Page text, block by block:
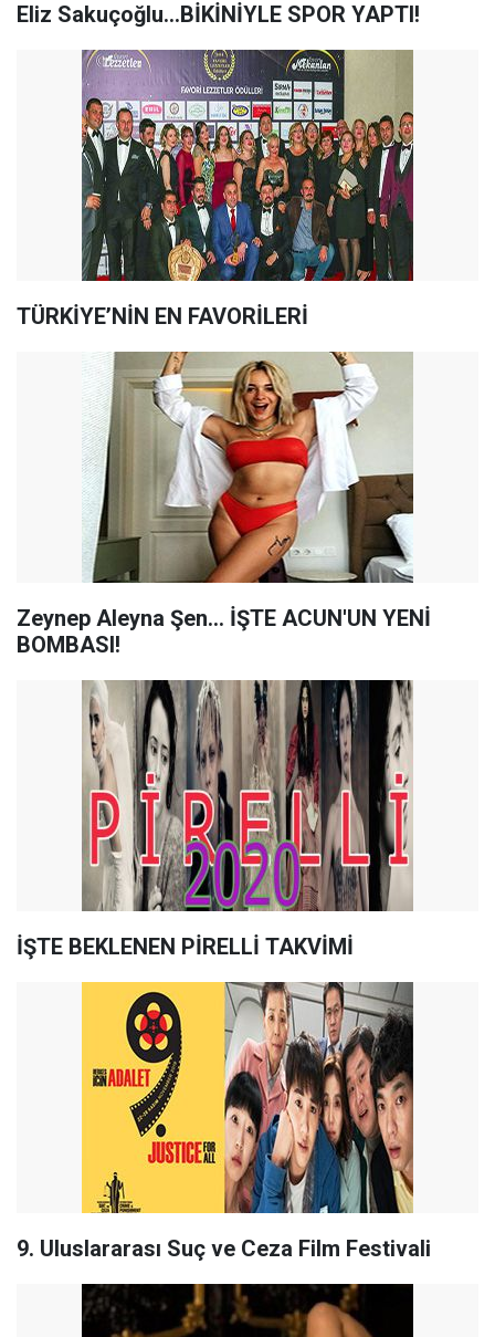
Eliz Sakuçoğlu...BİKİNİYLE SPOR YAPTI!
TÜRKİYE’NİN EN FAVORİLERİ
Zeynep Aleyna Şen... İŞTE ACUN'UN YENİ
BOMBASI!
İŞTE BEKLENEN PİRELLİ TAKVİMİ
9. Uluslararası Suç ve Ceza Film Festivali